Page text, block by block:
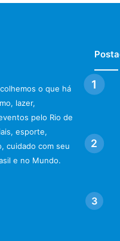
o que há
lazer,
pelo Rio de
esporte,
cuidado com seu
e no Mundo.